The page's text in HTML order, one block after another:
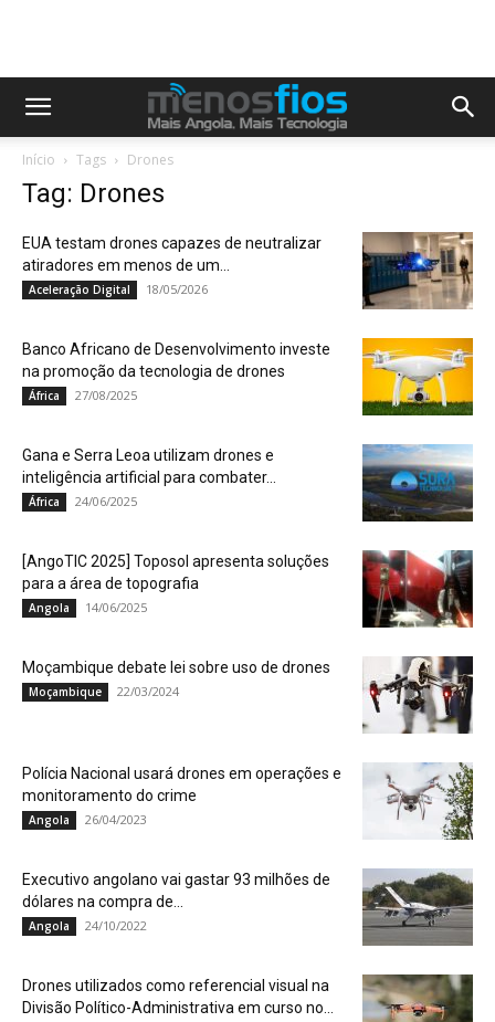
Início Tags Drones
Tag: Drones
EUA testam drones capazes de neutralizar
atiradores em menos de um...
Aceleração Digital 18/05/2026
Banco Africano de Desenvolvimento investe
na promoção da tecnologia de drones
África 27/08/2025
Gana e Serra Leoa utilizam drones e
inteligência artificial para combater...
África 24/06/2025
[AngoTIC 2025] Toposol apresenta soluções
para a área de topografia
Angola 14/06/2025
Moçambique debate lei sobre uso de drones
Moçambique 22/03/2024
Polícia Nacional usará drones em operações e
monitoramento do crime
Angola 26/04/2023
Executivo angolano vai gastar 93 milhões de
dólares na compra de...
Angola 24/10/2022
Drones utilizados como referencial visual na
Divisão Político-Administrativa em curso no...